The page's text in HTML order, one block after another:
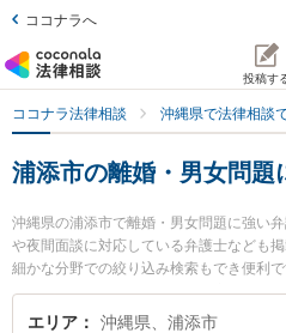
ココナラへ
投稿す
ココナラ法律相談 沖縄県で法律相談
浦添市の離婚・男女問題
沖縄県の浦添市で離婚・男女問題に強い
や夜間面談に対応している弁護士なども
細かな分野での絞り込み検索もでき便利
建弁護士やみやぎ法律事務所の宮城 健吾
用、強みなどが注目されています。『浦
エリア 沖縄県、浦添市